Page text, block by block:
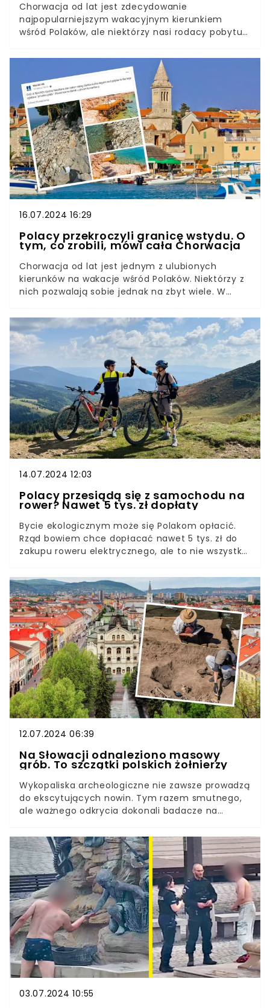
Chorwacja od lat jest zdecydowanie
najpopularniejszym wakacyjnym kierunkiem
wśród Polaków, ale niektórzy nasi rodacy pobytu
i sentymentem. W trakcie przejażdżki quadem
doszło do wypadku, w wyniku którego 46-letnia
Polka doznała poważnych obrażeń. Lokalna policja
bada okoliczności zdarzenia.
16.07.2024 16:29
Polacy przekroczyli granicę wstydu. O
tym, co zrobili, mówi cała Chorwacja
Chorwacja od lat jest jednym z ulubionych
kierunków na wakacje wśród Polaków. Niektórzy z
nich pozwalają sobie jednak na zbyt wiele. W
niemałe poruszenie. Poszło o pomost i plażę,
którą reklamowali w sieci jako prywatną,
zachęcając w ten sposób do wynajmu. Dzięki
apelom mieszkańców, władze w końcu
zainteresowały się sprawą.
14.07.2024 12:03
Polacy przesiądą się z samochodu na
rower? Nawet 5 tys. zł dopłaty
Bycie ekologicznym może się Polakom opłacić.
Rząd bowiem chce dopłacać nawet 5 tys. zł do
zakupu roweru elektrycznego, ale to nie wszystko.
dopłaty.
12.07.2024 06:39
Na Słowacji odnaleziono masowy
grób. To szczątki polskich żołnierzy
Wykopaliska archeologiczne nie zawsze prowadzą
do ekscytujących nowin. Tym razem smutnego,
ale ważnego odkrycia dokonali badacze na
polskich żołnierzy.
03.07.2024 10:55